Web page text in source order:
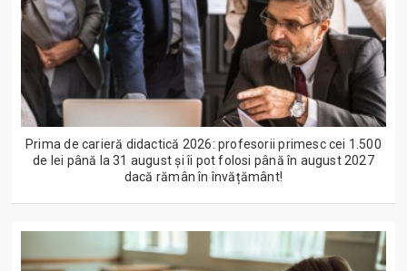
Prima de carieră didactică 2026: profesorii primesc cei 1.500
de lei până la 31 august și îi pot folosi până în august 2027
dacă rămân în învățământ!